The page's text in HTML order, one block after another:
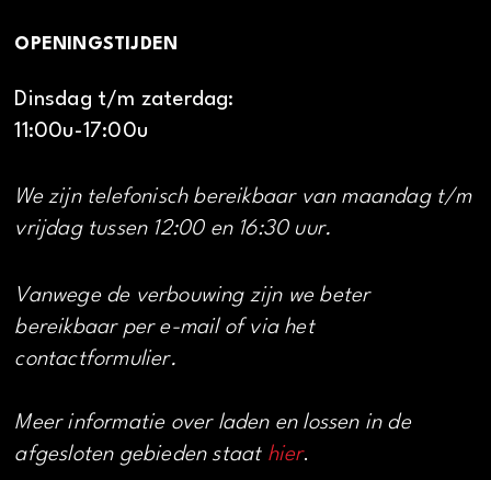
OPENINGSTIJDEN
Dinsdag t/m zaterdag:
11:00u-17:00u
We zijn telefonisch bereikbaar van maandag t/m
vrijdag tussen 12:00 en 16:30 uur.
Vanwege de verbouwing zijn we beter
bereikbaar per e-mail of via het
contactformulier.
Meer informatie over laden en lossen in de
afgesloten gebieden staat hier.